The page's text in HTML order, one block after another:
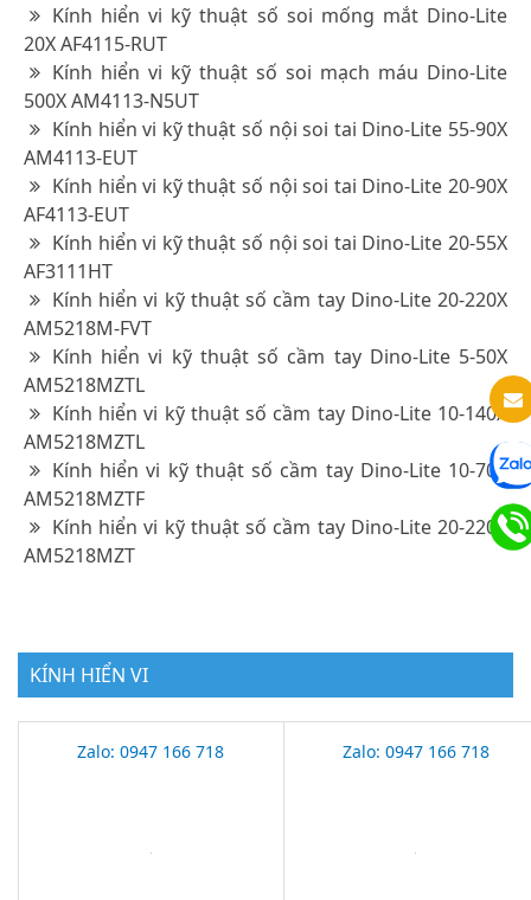
Kính hiển vi kỹ thuật số soi mống mắt Dino-Lite
20X AF4115-RUT
Kính hiển vi kỹ thuật số soi mạch máu Dino-Lite
500X AM4113-N5UT
Kính hiển vi kỹ thuật số nội soi tai Dino-Lite 55-90X
AM4113-EUT
Kính hiển vi kỹ thuật số nội soi tai Dino-Lite 20-90X
AF4113-EUT
Kính hiển vi kỹ thuật số nội soi tai Dino-Lite 20-55X
AF3111HT
Kính hiển vi kỹ thuật số cầm tay Dino-Lite 20-220X
AM5218M-FVT
Kính hiển vi kỹ thuật số cầm tay Dino-Lite 5-50X
AM5218MZTL
Kính hiển vi kỹ thuật số cầm tay Dino-Lite 10-140X
AM5218MZTL
Kính hiển vi kỹ thuật số cầm tay Dino-Lite 10-70X
AM5218MZTF
Kính hiển vi kỹ thuật số cầm tay Dino-Lite 20-220X
AM5218MZT
KÍNH HIỂN VI
Zalo: 0947 166 718 Zalo: 0947 166 718